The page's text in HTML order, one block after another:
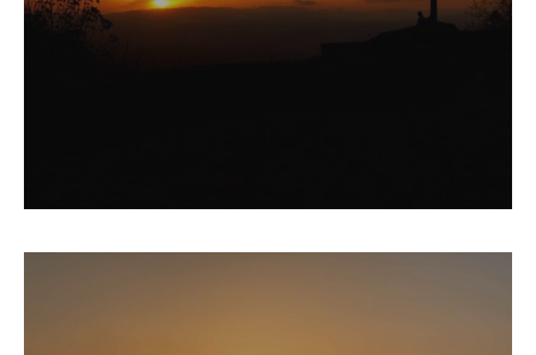
POR THIAGO RODRÍGUEZ HARISPE